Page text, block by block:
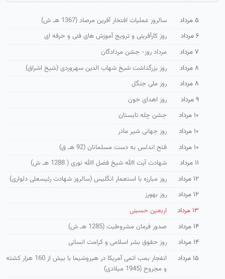
۵ مرداد
سالروز عملیات افتخار آفرین مرصاد (1367 هـ ش)
۶ مرداد
روز كارآفرینی و ترویج آموزش های فنی و حرفه ای
۷ مرداد
مرداد روز- جشن مردادگان
۸ مرداد
روز بزرگداشت شیخ شهاب الدین سهروردی (شیخ اشراق)
۸ مرداد
روز ملی جنگل
۹ مرداد
روز اهدای خون
۱۰ مرداد
جشن چله تابستان
۱۰ مرداد
روز جهانی شیر مادر
۱۰ مرداد
فتح اندلس به دست مسلمانان (92 هـ ق)
۱۱ مرداد
شهادت آیت االله شیخ فضل االله نوری ( 1288 هـ ش)
۱۲ مرداد
روز مبارزه با استعمار انگلیس (سالروز شهادت رئیسعلی دلواری)
۱۲ مرداد
روز بهورز
۱۳ مرداد
اربعین حسینی
۱۴ مرداد
صدور فرمان مشروطیت (1285 هـ ش)
۱۴ مرداد
روز حقوق بشر اسلامی و كرامت انسانی
۱۵ مرداد
انفجار بمب اتمی آمریكا در هیروشیما با بیش از 160 هزار كشته
و مجروح (1945 میلادی)